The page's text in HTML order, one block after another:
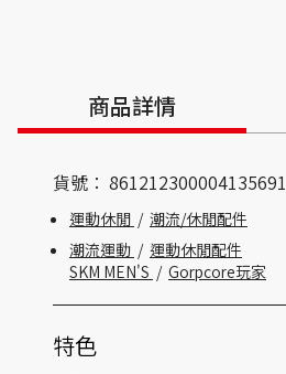
商品詳情
貨號： 861212300004135691
運動休閒 / 潮流/休閒配件
潮流運動 / 運動休閒配件
SKM MEN'S / Gorpcore玩家
特色